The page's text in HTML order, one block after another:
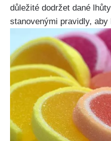
důležité dodržet dané
stanovenými pravidly,